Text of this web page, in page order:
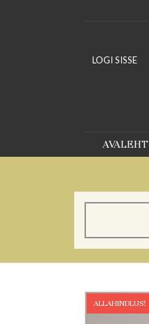
LOGI SISSE
AVALEHT
ALLAHINDLUS!